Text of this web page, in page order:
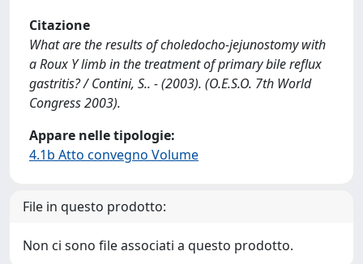
Citazione
What are the results of choledocho-jejunostomy with
a Roux Y limb in the treatment of primary bile reflux
gastritis? / Contini, S.. - (2003). (O.E.S.O. 7th World
Congress 2003).
Appare nelle tipologie:
4.1b Atto convegno Volume
File in questo prodotto:
Non ci sono file associati a questo prodotto.